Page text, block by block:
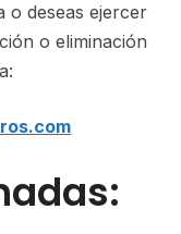
o deseas ejercer
o eliminación